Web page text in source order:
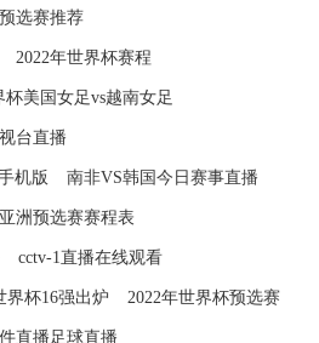
选赛推荐
2022年世界杯赛程
杯美国女足vs越南女足
台直播
机版 南非VS韩国今日赛事直播
洲预选赛赛程表
cctv-1直播在线观看
界杯16强出炉 2022年世界杯预选赛
直播足球直播